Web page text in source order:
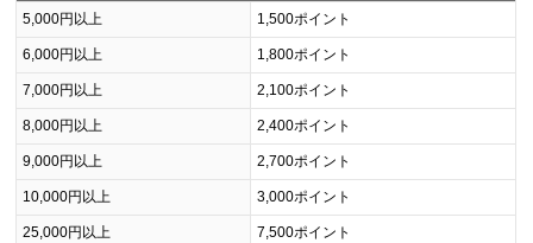
5,000円以上 1,500ポイント
6,000円以上 1,800ポイント
7,000円以上 2,100ポイント
8,000円以上 2,400ポイント
9,000円以上 2,700ポイント
10,000円以上 3,000ポイント
25,000円以上 7,500ポイント